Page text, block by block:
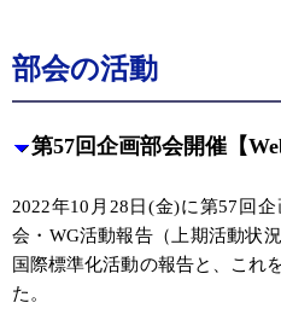
部会の活動
第57回企画部会開催【
2022年10月28日(金)に第57回
会・WG活動報告（上期活動状
国際標準化活動の報告と、これ
た。